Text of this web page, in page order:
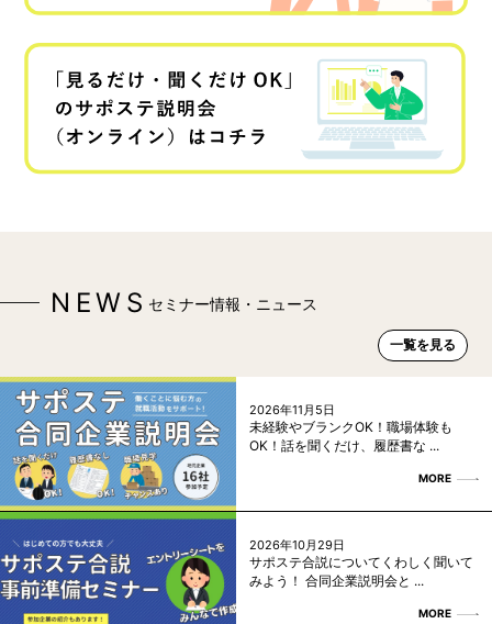
NEWS セミナー情報・ニュース
一覧を見る
2026年11月5日
未経験やブランクOK！職場体験も
OK！話を聞くだけ、履歴書な ...
MORE
2026年10月29日
サポステ合説についてくわしく聞いて
みよう！ 合同企業説明会と ...
MORE